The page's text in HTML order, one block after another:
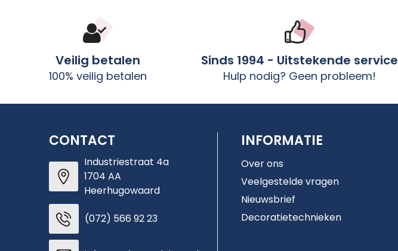
Veilig betalen
100% veilig betalen
Sinds 1994 - Uitstekende service
Hulp nodig? Geen probleem!
CONTACT
Industriestraat 4a
1704 AA
Heerhugowaard
(072) 566 92 23
INFORMATIE
Over ons
Veelgestelde vragen
Nieuwsbrief
Decoratietechnieken